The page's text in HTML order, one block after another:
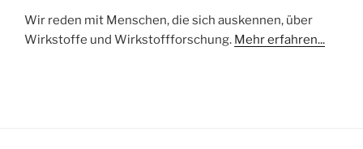
Wir reden mit Menschen, die sich auskennen, über
Wirkstoffe und Wirkstoffforschung. Mehr erfahren...